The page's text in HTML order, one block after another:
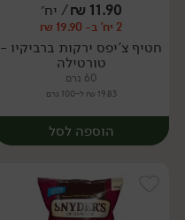
יח׳
11.90
₪/ יח׳
2 יח' ב- 19.90 ₪
חטיף צ'יפס ירקות ברביקיו -
טורטילה
60 גרם
19.83 ₪ ל-100 גרם
הוספה לסל